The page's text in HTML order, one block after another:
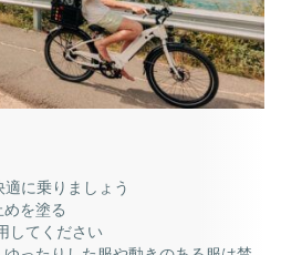
に乗りましょう
を塗る
してください